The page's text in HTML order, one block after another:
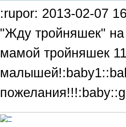
:rupor: 2013-02-07
"Жду тройняшек"
мамой тройняшек